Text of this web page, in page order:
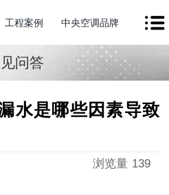
工程案例 中央空调品牌
问答
水是哪些因素导致
浏览量 139